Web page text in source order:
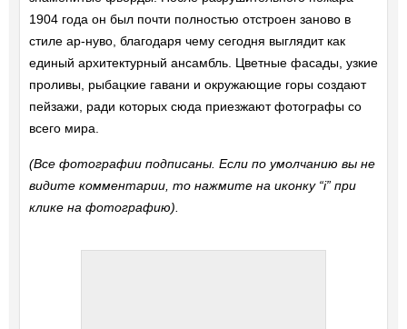
1904 года он был почти полностью отстроен заново в
стиле ар-нуво, благодаря чему сегодня выглядит как
единый архитектурный ансамбль. Цветные фасады, узкие
проливы, рыбацкие гавани и окружающие горы создают
пейзажи, ради которых сюда приезжают фотографы со
всего мира.
(Все фотографии подписаны. Если по умолчанию вы не
видите комментарии, то нажмите на иконку “i” при
клике на фотографию).